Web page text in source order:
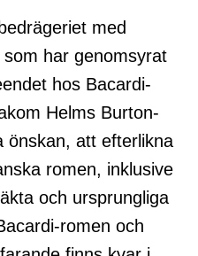
med
har genomsyrat
hos Bacardi-
Helms Burton-
önskan, att efterlikna
romen, inklusive
och ursprungliga
romen och